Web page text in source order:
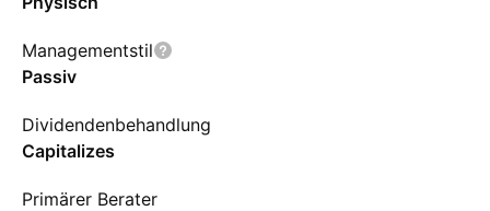
Managementstil
Passiv
Dividendenbehandlung
Capitalizes
Primärer Berater